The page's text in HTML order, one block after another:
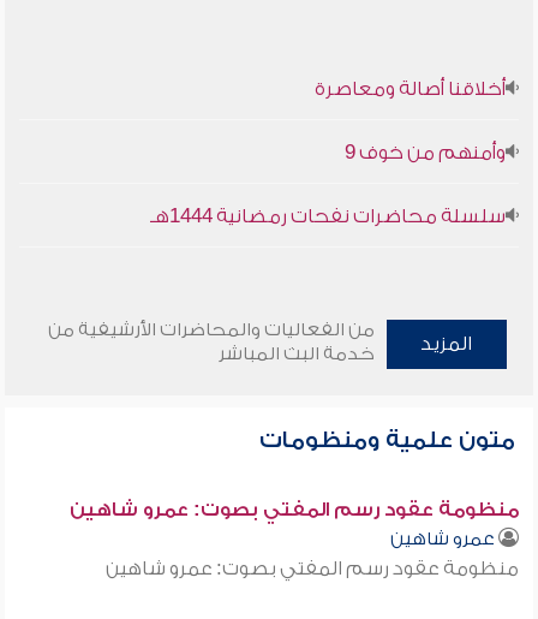
أخلاقنا أصالة ومعاصرة
وأمنهم من خوف 9
سلسلة محاضرات نفحات رمضانية 1444هـ
المزيد
من الفعاليات والمحاضرات الأرشيفية من
خدمة البث المباشر
متون علمية ومنظومات
منظومة عقود رسم المفتي بصوت: عمرو شاهين
عمرو شاهين
منظومة عقود رسم المفتي بصوت: عمرو شاهين